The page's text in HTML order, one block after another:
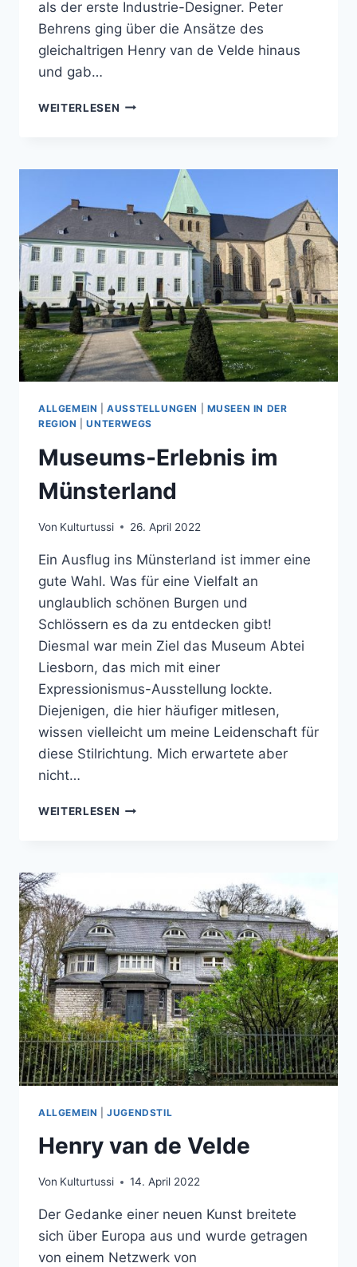
als der erste Industrie-Designer. Peter
Behrens ging über die Ansätze des
gleichaltrigen Henry van de Velde hinaus
und gab…
WEITERLESEN PETER
ALLGEMEIN |AUSSTELLUNGEN
MUSEEN IN DER
REGION
|UNTERWEGS
Museums-Erlebnis im
Münsterland
Von Kulturtussi 26. April 2022
Ein Ausflug ins Münsterland ist immer eine
gute Wahl. Was für eine Vielfalt an
unglaublich schönen Burgen und
Schlössern es da zu entdecken gibt!
Diesmal war mein Ziel das Museum Abtei
Liesborn, das mich mit einer
Expressionismus-Ausstellung lockte.
Diejenigen, die hier häufiger mitlesen,
wissen vielleicht um meine Leidenschaft für
diese Stilrichtung. Mich erwartete aber
nicht…
WEITERLESEN MUSEUMS-
ALLGEMEIN |JUGENDSTIL
Henry van de Velde
Von Kulturtussi 14. April 2022
Der Gedanke einer neuen Kunst breitete
sich über Europa aus und wurde getragen
von einem Netzwerk von